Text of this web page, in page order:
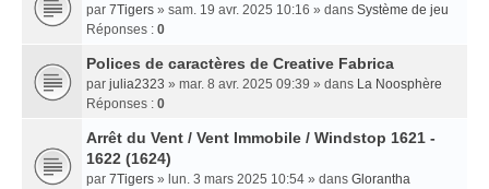
par 7Tigers » sam. 19 avr. 2025 10:16 » dans Système de jeu
Réponses : 0
Polices de caractères de Creative Fabrica
par julia2323 » mar. 8 avr. 2025 09:39 » dans La Noosphère
Réponses : 0
Arrêt du Vent / Vent Immobile / Windstop 1621 -
1622 (1624)
par 7Tigers » lun. 3 mars 2025 10:54 » dans Glorantha